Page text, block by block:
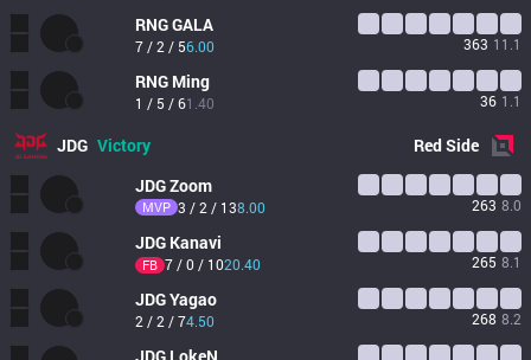
RNGGALA
7 / 2 / 56.00 363 11.1
RNG Ming
1 / 5 / 61.40 36 1.1
JDG Victory RedSide
JDGZoom
MVP 3 / 2 / 138.00 263 8.0
JDG Kanavi
FB 7 / 0 / 1020.40 265 8.1
JDGYagao
2 / 2 / 74.50 268 8.2